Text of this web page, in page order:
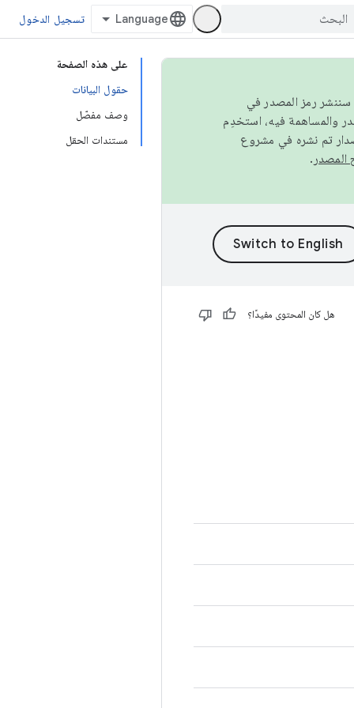
تسجيل الدخول
على هذه الصفحة
حقول البيانات
وصف مفصّل
مستندات الحقل
سننشر رمز المصدر في
تم نشره في مشروع
.
هل كان المحتوى مفيدًا؟